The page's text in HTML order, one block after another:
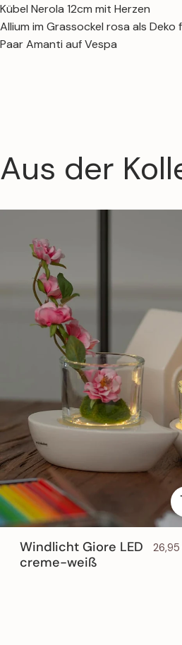
Kübel Nerola 12cm mit Herzen
Allium im Grassockel rosa als Deko
Paar Amanti auf Vespa
Aus der
Windlicht Giore LED
creme-weiß